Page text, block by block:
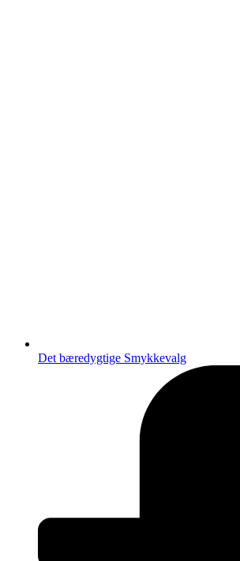
Det bæredygtige Smykkevalg